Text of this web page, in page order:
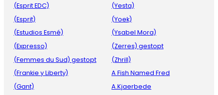
(Esprit EDC)
(Esprit)
(Estudios Esmé)
(Expresso)
(Femmes du Sud) gestopt
(Frankie y Liberty)
(Gant)
(Yesta)
(Yoek)
(Ysabel Mora)
(Zerres) gestopt
(Zhrill)
A Fish Named Fred
A.Kjaerbede